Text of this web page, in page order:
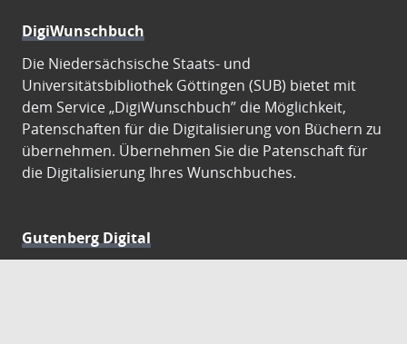
DigiWunschbuch
Die Niedersächsische Staats- und
Universitätsbibliothek Göttingen (SUB) bietet mit
dem Service „DigiWunschbuch” die Möglichkeit,
Patenschaften für die Digitalisierung von Büchern zu
übernehmen. Übernehmen Sie die Patenschaft für
die Digitalisierung Ihres Wunschbuches.
Gutenberg Digital